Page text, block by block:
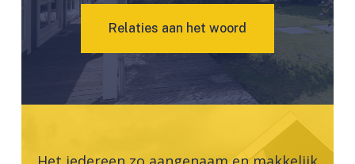
Relaties aan het woord